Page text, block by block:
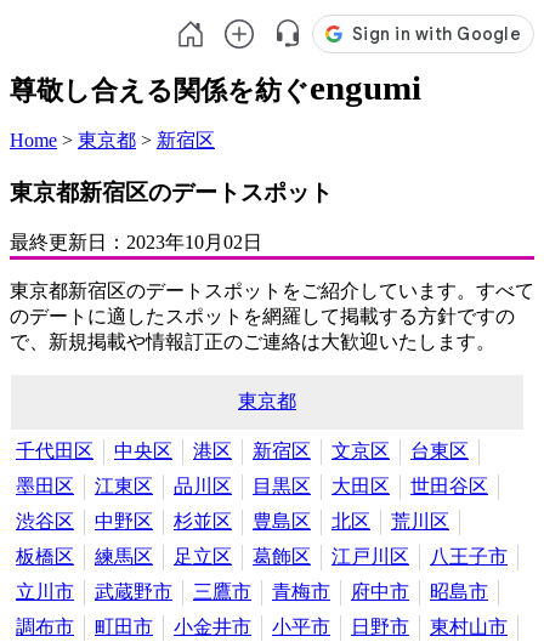
尊敬し合える関係を紡ぐengumi
Home > 東京都 > 新宿区
東京都新宿区のデートスポット
最終更新日： 2023年10月02日
東京都新宿区のデートスポットをご紹介しています。すべて
のデートに適したスポットを網羅して掲載する方針ですの
で、新規掲載や情報訂正のご連絡は大歓迎いたします。
東京都
千代田区 中央区 港区 新宿区 文京区
台東区
墨田区
江東区 品川区 目黒区 大田区
世田谷区
渋谷区
中野区 杉並区 豊島区 北区
荒川区
板橋区
練馬区 足立区 葛飾区 江戸川区
八王子市
立川市
武蔵野市 三鷹市 青梅市 府中市
昭島市
調布市
町田市 小金井市 小平市 日野市
東村山市